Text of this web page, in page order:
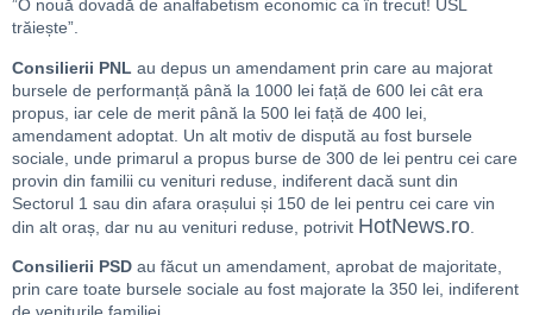
”O nouă dovadă de analfabetism economic ca în trecut! USL
trăiește”.
Consilierii PNL au depus un amendament prin care au majorat
bursele de performanță până la 1000 lei față de 600 lei cât era
propus, iar cele de merit până la 500 lei față de 400 lei,
amendament adoptat. Un alt motiv de dispută au fost bursele
sociale, unde primarul a propus burse de 300 de lei pentru cei care
provin din familii cu venituri reduse, indiferent dacă sunt din
Sectorul 1 sau din afara orașului și 150 de lei pentru cei care vin
din alt oraș, dar nu au venituri reduse, potrivit HotNews.ro
Consilierii PSD au făcut un amendament, aprobat de majoritate,
prin care toate bursele sociale au fost majorate la 350 lei, indiferent